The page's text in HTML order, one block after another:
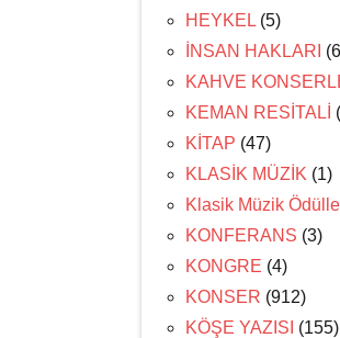
HEYKEL (5)
İNSAN HAKLARI
KAHVE
KEMAN RESİTALİ
KİTAP (47)
KLASİK MÜZİK (1)
Klasik Müzik
KONFERANS (3)
KONGRE (4)
KONSER (912)
KÖŞE YAZISI (155)